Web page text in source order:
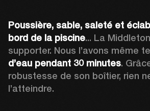
Poussière, sable, saleté et
bord de la piscine... La
supporter. Nous l’avons même
d’eau pendant 30 minutes.
robustesse de son boîtier, rien
l’atteindre.